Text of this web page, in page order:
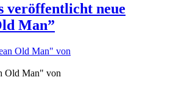
veröffentlicht neue
Man”
Old Man" von